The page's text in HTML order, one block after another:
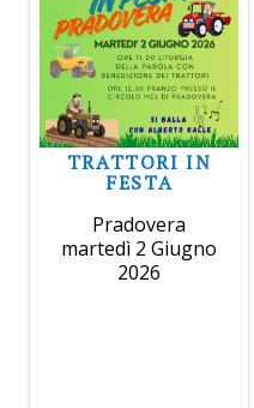
TRATTORI IN
FESTA
Pradovera
martedì 2 Giugno
2026